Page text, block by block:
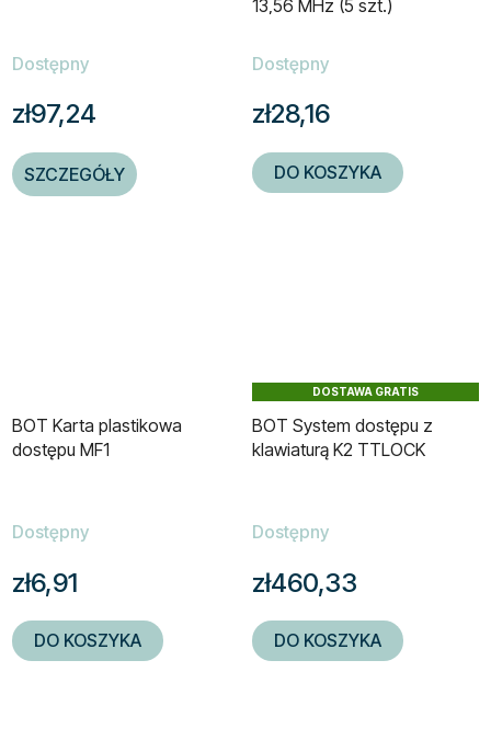
Dostępny
zł97,24
SZCZEGÓŁY
13,56 MHz (5 szt.)
Dostępny
zł28,16
DO KOSZYKA
BOT Karta plastikowa
dostępu MF1
Dostępny
zł6,91
DO KOSZYKA
DOSTAWA GRATIS
BOT System dostępu z
klawiaturą K2 TTLOCK
Dostępny
zł460,33
DO KOSZYKA